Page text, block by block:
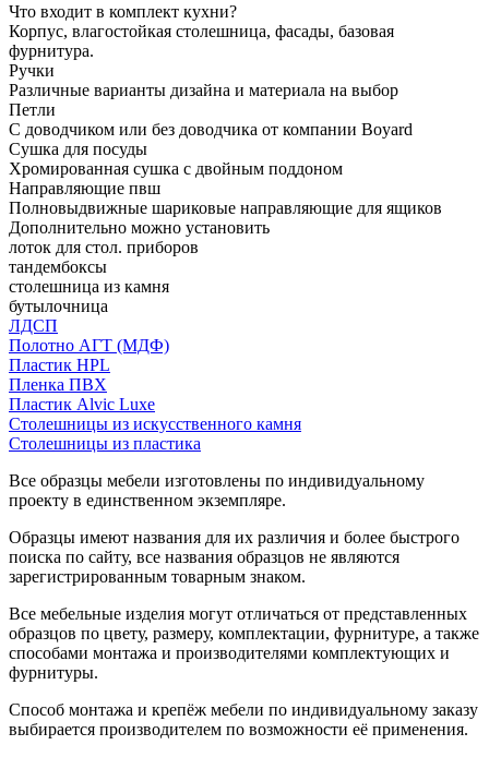
Что входит в комплект кухни?
Корпус, влагостойкая столешница, фасады, базовая
фурнитура.
Ручки
Различные варианты дизайна и материала на выбор
Петли
С доводчиком или без доводчика от компании Boyard
Сушка для посуды
Хромированная сушка с двойным поддоном
Направляющие пвш
Полновыдвижные шариковые направляющие для ящиков
Дополнительно можно установить
лоток для стол. приборов
тандембоксы
столешница из камня
бутылочница
ЛДСП
Полотно АГТ (МДФ)
Пластик HPL
Пленка ПВХ
Пластик Alvic Luxe
Столешницы из искусственного камня
Столешницы из пластика
Все образцы мебели изготовлены по индивидуальному
проекту в единственном экземпляре.
Образцы имеют названия для их различия и более быстрого
поиска по сайту, все названия образцов не являются
зарегистрированным товарным знаком.
Все мебельные изделия могут отличаться от представленных
образцов по цвету, размеру, комплектации, фурнитуре, а также
способами монтажа и производителями комплектующих и
фурнитуры.
Способ монтажа и крепёж мебели по индивидуальному заказу
выбирается производителем по возможности её применения.